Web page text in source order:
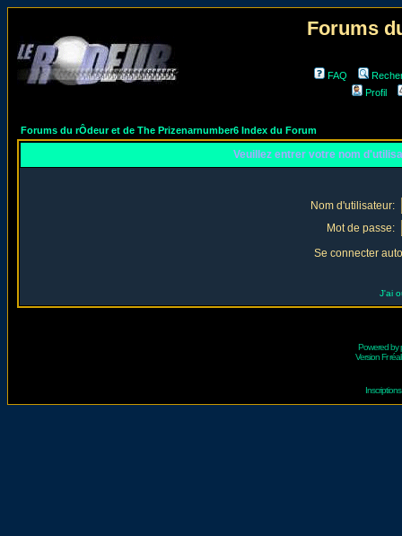
Forums
FAQ
Profil
Forums du rÔdeur et de The Prizenarnumber6 Index du Forum
Veuillez entrer votre nom
Nom d'utilisateur:
Mot de passe:
Se connecter
J'ai
Powered by
Version Fr